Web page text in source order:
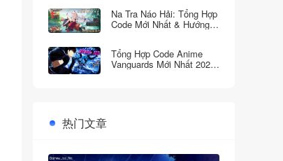
Na Tra Náo Hải: Tổng Hợp
Code Mới Nhất & Hướng
Tổng Hợp Code Anime
Vanguards Mới Nhất 2026:
热门文章